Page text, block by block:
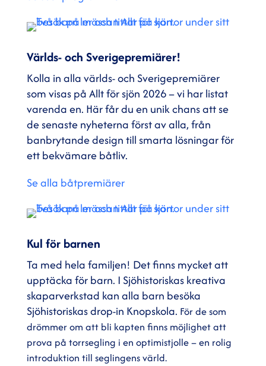
Världs- och Sverigepremiärer!
Kolla in alla världs- och Sverigepremiärer
som visas på Allt för sjön 2026 – vi har listat
varenda en. Här får du en unik chans att se
de senaste nyheterna först av alla, från
banbrytande design till smarta lösningar för
ett bekvämare båtliv.
Se alla båtpremiärer
Kul för barnen
Ta med hela familjen! Det finns mycket att
upptäcka för barn. I Sjöhistoriskas kreativa
skaparverkstad kan alla barn besöka
Sjöhistoriskas drop-in Knopskola. För de som
drömmer om att bli kapten finns möjlighet att
prova på torrsegling i en optimistjolle – en rolig
introduktion till seglingens värld.